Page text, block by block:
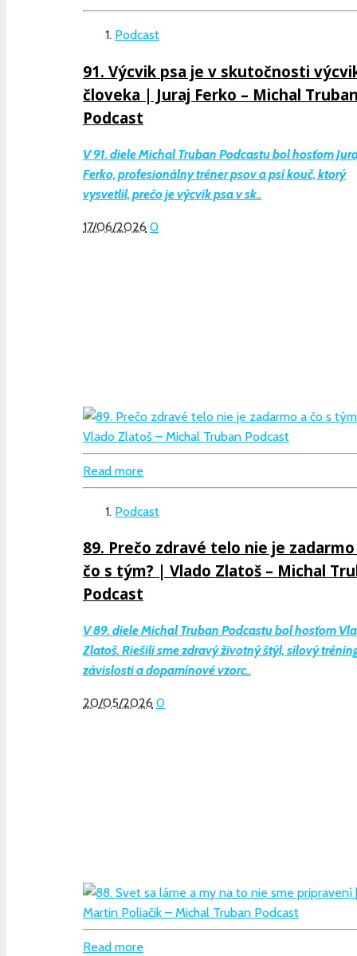
Podcast
91. Výcvik psa je v skutočnosti
človeka | Juraj Ferko – Michal Truban
Podcast
V 91. diele Michal Truban Podcastu bol hosťom
Ferko, profesionálny tréner psov a psí kouč, ktorý
vysvetlil, prečo je výcvik psa v sk..
17/06/2026 0
Read more
Podcast
89. Prečo zdravé telo nie je zadarmo
čo s tým? | Vlado Zlatoš – Michal
Podcast
V 89. diele Michal Truban Podcastu bol hosťom
Zlatoš. Riešili sme zdravý životný štýl, silový
závislosti a dopamínové vzorc..
20/05/2026 0
Read more